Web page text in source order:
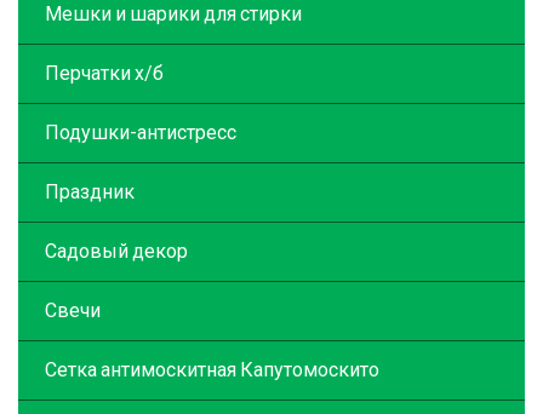
Мешки и шарики для стирки
Перчатки х/б
Подушки-антистресс
Праздник
Садовый декор
Свечи
Сетка антимоскитная Капутомоскито